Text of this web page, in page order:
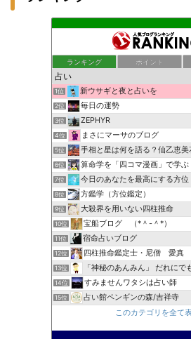
ランキング ポイント
1位 新ウサギと夜と占いを
2位 毎日の運勢
3位 ZEPHYR
4位 まさにマーサのブログ
5位 手相と星は何を語る？仙乙恵美
6位 算命学を「四コマ漫画」で学
7位 今日のあなたを最高にする方
8位 方鑑学（方位鑑定）
9位 大殺界を用いない四柱推命
10位 宝船ブログ （*＾-＾*）
11位 宿命占いブログ
12位 四柱推命鑑定士・尼僧 愛真
13位 「神秘のあんみん」 だれにでもわかる
14位 すみませんワタシは占い師
15位
占い館ペンギンの森/吉祥寺
このカテゴリを全て